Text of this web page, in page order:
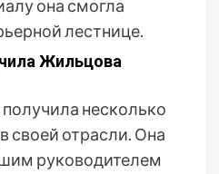
она смогла
лестнице.
Жильцова
несколько
своей отрасли. Она
руководителем